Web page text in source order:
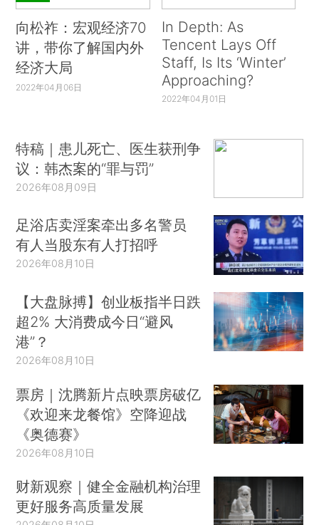
向松祚：宏观经济70
讲，带你了解国内外
经济大局
2022年04月06日
In Depth: As
Tencent Lays Off
Staff, Is Its ‘Winter’
Approaching?
2022年04月01日
特稿｜患儿死亡、医生获刑争
议：韩杰案的“罪与罚”
2026年08月09日
足浴店卖淫案牵出多名警员
有人当股东有人打招呼
2026年08月10日
【大盘脉搏】创业板指半日跌
超2% 大消费成今日“避风
港”？
2026年08月10日
票房｜沈腾新片点映票房破亿
《欢迎来龙餐馆》空降迎战
《奥德赛》
2026年08月10日
财新观察｜健全金融机构治理
更好服务高质量发展